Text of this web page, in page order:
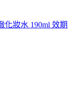
化妝水 190ml 效期